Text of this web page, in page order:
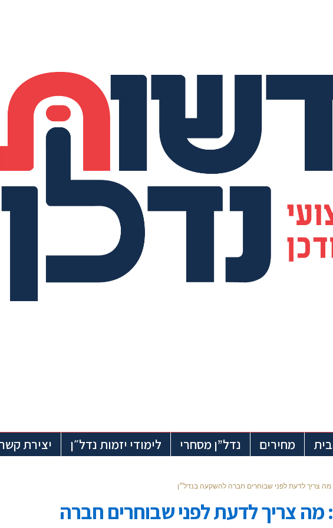
מחירים נדל”ן מסחרי לימודי יזמות נדל״ן יצירת קשר
מה צריך לדעת לפני שבוחרים חברה להשקעה בנדל״ן
מה צריך לדעת לפני שבוחרים חברה